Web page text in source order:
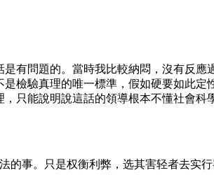
有問題的。當時我比較納悶，沒有反
檢驗真理的唯一標準，假如硬要如此
只能說明說這話的領導根本不懂社會科
事。只是权衡利弊，选其害轻者去实行